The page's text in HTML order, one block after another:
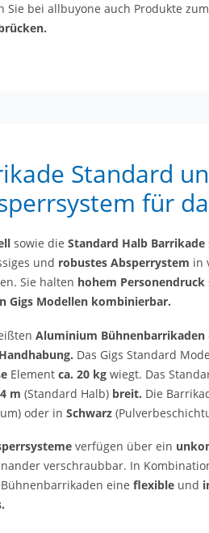
Sie bei allbuyone auch Produkte zum
Standard
für
sowie die Standard Halb Barrikade
und robustes Absperrystem in
Sie halten hohem Personendruck
Gigs Modellen kombinierbar.
Aluminium Bühnenbarrikaden
Das Gigs Standard
Element ca. 20 kg wiegt. Das
m (Standard Halb) breit. Die
oder in Schwarz
verfügen über ein
verschraubbar. In
eine flexible und